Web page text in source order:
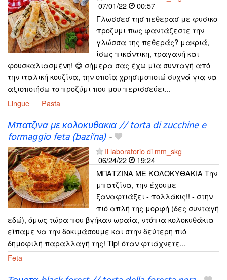
07/01/22
00:57
Γλωσσεσ τησ πεθερασ με φυσικο
προζυμι πως φαντάζεστε την
γλώσσα της πεθεράς? μακριά,
ίσως πικάντικη, τραγανή και
φουσκαλιασμένη! 😄 σήμερα σας έχω μία συνταγή από
την ιταλική κουζίνα, την οποία χρησιμοποιώ συχνά για να
αξιοποιήσω το προζύμι που μου περισσεύει...
Lingue
Pasta
Μπατζινα με κολοκυθακια // torta di zucchine e
formaggio feta (bazi'na)-
Il laboratorio di mm_skg
06/24/22
19:24
ΜΠΑΤΖΙΝΑ ΜΕ ΚΟΛΟΚΥΘΑΚΙΑ Την
μπατζίνα, την έχουμε
ξαναφτιάξει - πολλάκις!! - στην
πιό απλή της μορφή (δες συνταγή
εδώ), όμως τώρα που βγήκαν ωραία, ντόπια κολοκυθάκια
είπαμε να την δοκιμάσουμε και στην δεύτερη πιό
δημοφιλή παραλλαγή της! Tip! όταν φτιάχνετε...
Feta